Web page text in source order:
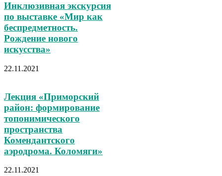
Инклюзивная экскурсия
по выставке «Мир как
беспредметность.
Рождение нового
искусства»
22.11.2021
Лекция «Приморский
район: формирование
топонимического
пространства
Комендантского
аэродрома. Коломяги»
22.11.2021